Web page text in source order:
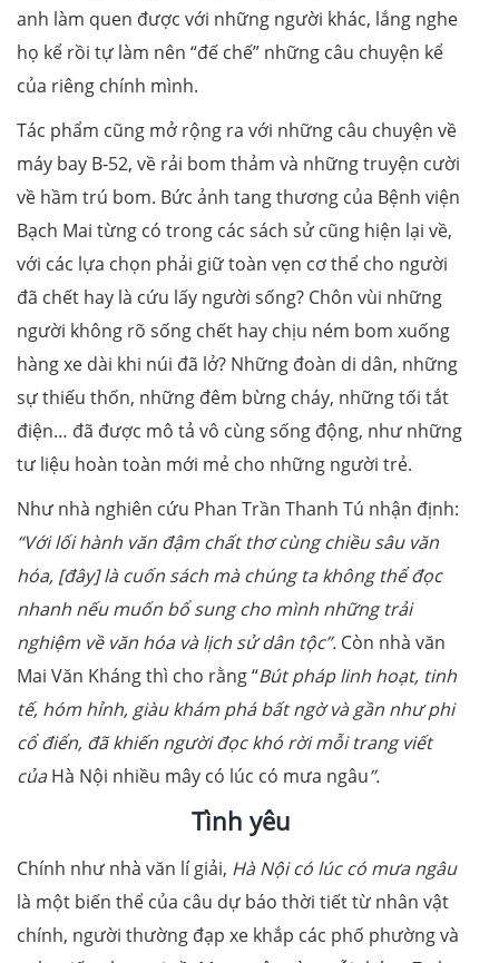
anh làm quen được với những người khác, lắng nghe
họ kể rồi tự làm nên “đế chế” những câu chuyện kể
của riêng chính mình.
Tác phẩm cũng mở rộng ra với những câu chuyện về
máy bay B-52, về rải bom thảm và những truyện cười
về hầm trú bom. Bức ảnh tang thương của Bệnh viện
Bạch Mai từng có trong các sách sử cũng hiện lại về,
với các lựa chọn phải giữ toàn vẹn cơ thể cho người
đã chết hay là cứu lấy người sống? Chôn vùi những
người không rõ sống chết hay chịu ném bom xuống
hàng xe dài khi núi đã lở? Những đoàn di dân, những
sự thiếu thốn, những đêm bừng cháy, những tối tắt
điện… đã được mô tả vô cùng sống động, như những
tư liệu hoàn toàn mới mẻ cho những người trẻ.
Như nhà nghiên cứu Phan Trần Thanh Tú nhận định:
“Với lối hành văn đậm chất thơ cùng chiều sâu văn
hóa, [đây] là cuốn sách mà chúng ta không thể đọc
nhanh nếu muốn bổ sung cho mình những trải
nghiệm về văn hóa và lịch sử dân tộc”. Còn nhà văn
Mai Văn Kháng thì cho rằng “Bút pháp linh hoạt, tinh
tế, hóm hỉnh, giàu khám phá bất ngờ và gần như phi
cổ điển, đã khiến người đọc khó rời mỗi trang viết
củaHà Nội nhiều mây có lúc có mưa ngâu”.
Tình yêu
Chính như nhà văn lí giải, Hà Nội có lúc có mưa ngâu
là một biến thể của câu dự báo thời tiết từ nhân vật
chính, người thường đạp xe khắp các phố phường và